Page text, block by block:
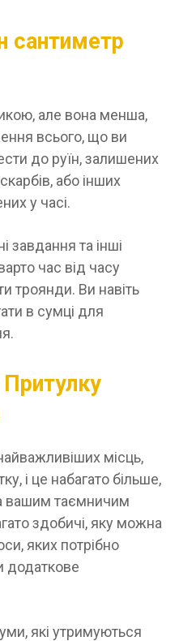
сантиметр
але вона менша,
всього, що ви
до руїн, залишених
або інших
у часі.
завдання та інші
час від часу
троянди. Ви навіть
в сумці для
Притулку
місць,
і це набагато більше,
вашим таємничим
здобичі, яку можна
яких потрібно
додаткове
які утримуються